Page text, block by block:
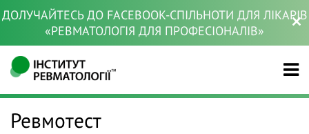
ДОЛУЧАЙТЕСЬ ДО FACEBOOK-СПІЛЬНОТИ ДЛЯ ЛІКАРІВ
«РЕВМАТОЛОГІЯ ДЛЯ ПРОФЕСІОНАЛІВ»
Ревмотест